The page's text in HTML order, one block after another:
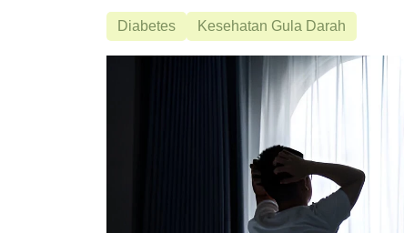
Diabetes Kesehatan Gula Darah